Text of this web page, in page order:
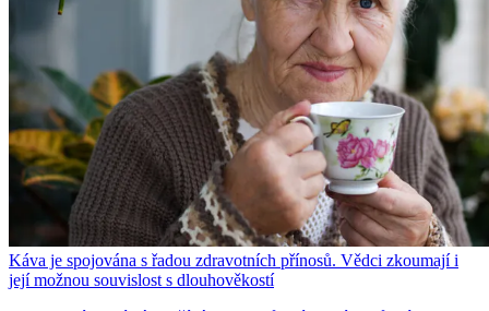
Káva je spojována s řadou zdravotních přínosů. Vědci zkoumají i
její možnou souvislost s dlouhověkostí